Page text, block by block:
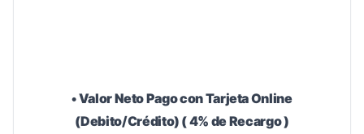
• Valor Neto Pago con Tarjeta Online
(Debito/Crédito) ( 4% de Recargo )